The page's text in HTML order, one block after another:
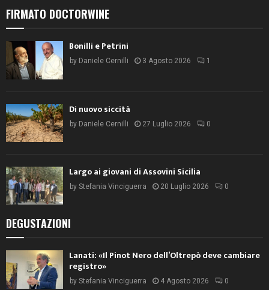
FIRMATO DOCTORWINE
Bonilli e Petrini
by Daniele Cernilli 3 Agosto 2026 1
Di nuovo siccità
by Daniele Cernilli 27 Luglio 2026 0
Largo ai giovani di Assovini Sicilia
by Stefania Vinciguerra 20 Luglio 2026 0
DEGUSTAZIONI
Lanati: «Il Pinot Nero dell’Oltrepò deve cambiare
registro»
by Stefania Vinciguerra 4 Agosto 2026 0